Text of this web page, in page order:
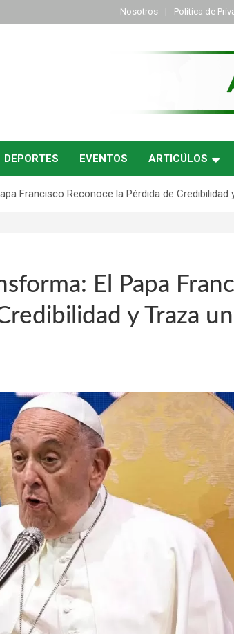
Nosotros Política de
DEPORTES EVENTOS ARTICÚLOS
Francisco Reconoce la Pérdida de Credibilidad
El Papa
y Traza un